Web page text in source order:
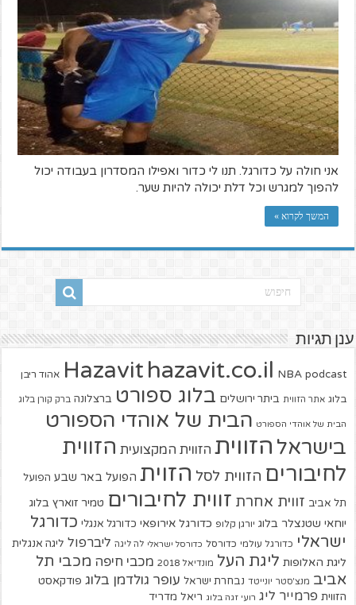
אני חולה על כדורגל. תנו לי כדור ואפילו המסדרון בעבודה יכול
להפוך למגרש וכל דלת יכולה להיות שער.
המשך לקרוא »
ענן תגיות
Hazavit hazavit.co.il NBA podcast אהוד ריבן
בלוג אתר הזווית ביתר ירושלים בלוג ספורט ברצלונה ברק קורן בלוג
הבית של אוהדי הספורט הבית של אוהדי הספורט
בישראל הזווית הזווית המקצועית הזווית
לחיבורים הזווית לסל הזוית הפועל באר שבע הפועל
תל אביב זווית אחרת זווית לחיבורים טמיר זוארץ בלוג
יוחאי שטנצלר בלוג יורגן קלופ כדורגל אירופאי כדורגל אנגלי כדורגל
ישראלי כדורגל עולמי כדורסל כדורסל ישראלי לה ליגה ליברפול ליגה אנגלית
ליגת האלופות ליגת העל מונדיאל 2018 מכבי חיפה מכבי תל
אביב מנצ'סטר יונייטד נבחרת ישראל עופר גולדמן בלוג פודקאסט
הזווית פרמייר ליג רועי זגה בלוג ריאל מדריד